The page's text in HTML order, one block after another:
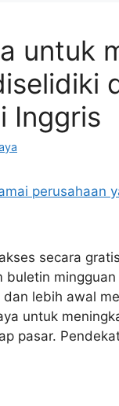
untuk
Inggris
secara
lebih awal
untuk
pasar.